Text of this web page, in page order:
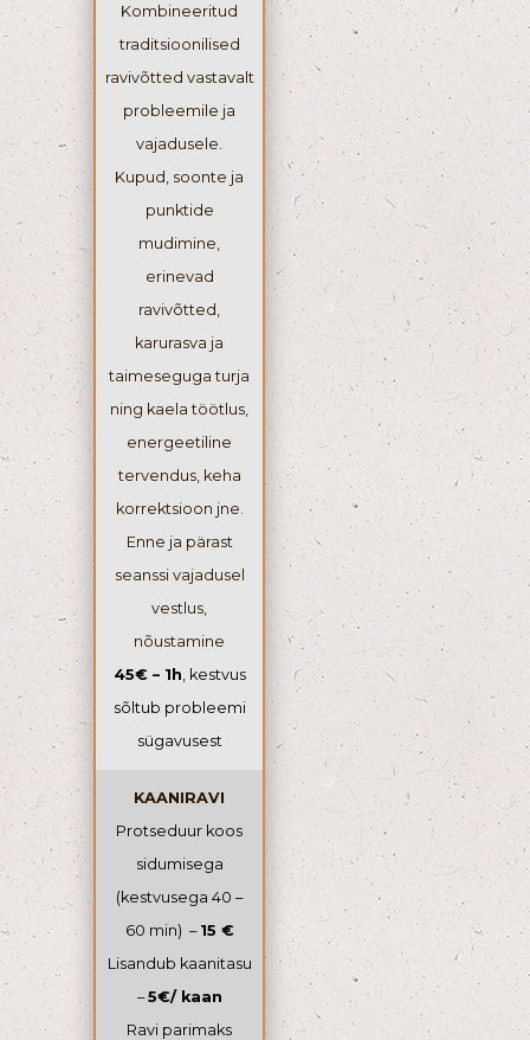
Kombineeritud
traditsioonilised
ravivõtted vastavalt
probleemile ja
vajadusele.
Kupud, soonte ja
punktide
mudimine,
erinevad
ravivõtted,
karurasva ja
taimeseguga turja
ning kaela töötlus,
energeetiline
tervendus, keha
korrektsioon jne.
Enne ja pärast
seanssi vajadusel
vestlus,
nõustamine
45€ – 1h , kestvus
sõltub probleemi
sügavusest
KAANIRAVI
Protseduur koos
sidumisega
(kestvusega 40 –
60 min) – 15 €
Lisandub kaanitasu
–5€/ kaan
Ravi parimaks